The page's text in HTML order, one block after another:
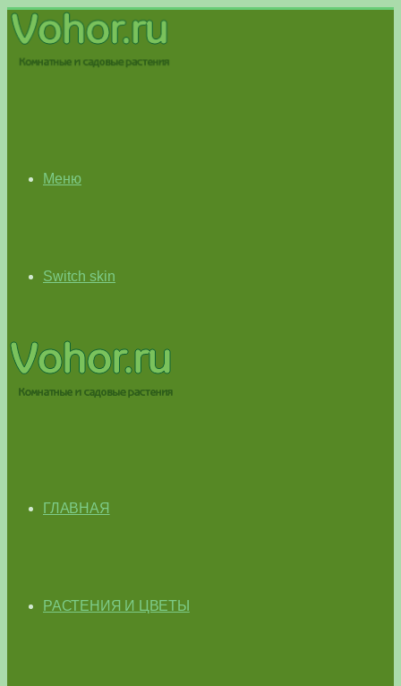
Меню
Switch skin
ГЛАВНАЯ
РАСТЕНИЯ И ЦВЕТЫ